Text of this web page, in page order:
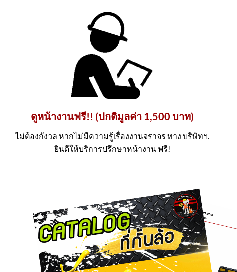
ดูหน้างานฟรี!! (ปกติมูลค่า 1,500 บาท)
ไม่ต้องกังวล หากไม่มีความรู้เรื่องงานจราจร ทาง บริษัทฯ.
ยินดีให้บริการปรึกษาหน้างาน ฟรี!